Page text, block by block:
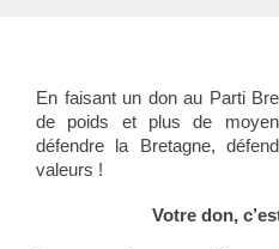
En faisant un don au Parti
de poids et plus de
défendre la Bretagne,
valeurs !
Votre don,